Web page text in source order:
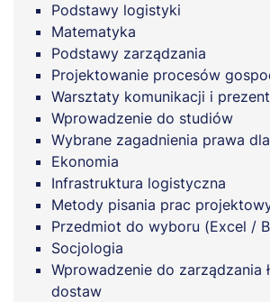
Podstawy logistyki
Matematyka
Podstawy zarządzania
Projektowanie procesów
Warsztaty komunikacji i
Wprowadzenie do studiów
Wybrane zagadnienia prawa
Ekonomia
Infrastruktura logistyczna
Metody pisania prac
Przedmiot do wyboru (Excel /
Socjologia
Wprowadzenie do zarządzania
dostaw